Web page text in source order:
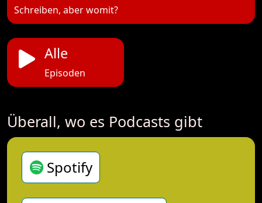
Schreiben, aber womit?
Alle
Episoden
Überall, wo es Podcasts gibt
Spotify